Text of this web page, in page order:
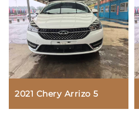
2021 Chery Arrizo 5